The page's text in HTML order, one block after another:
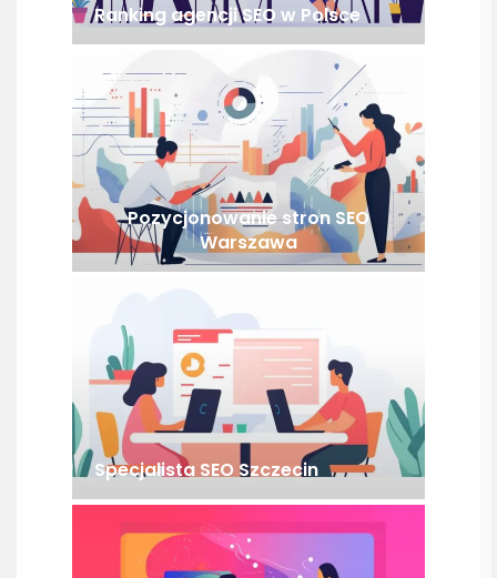
Ranking agencji SEO w Polsce
Pozycjonowanie stron SEO
Warszawa
Specjalista SEO Szczecin